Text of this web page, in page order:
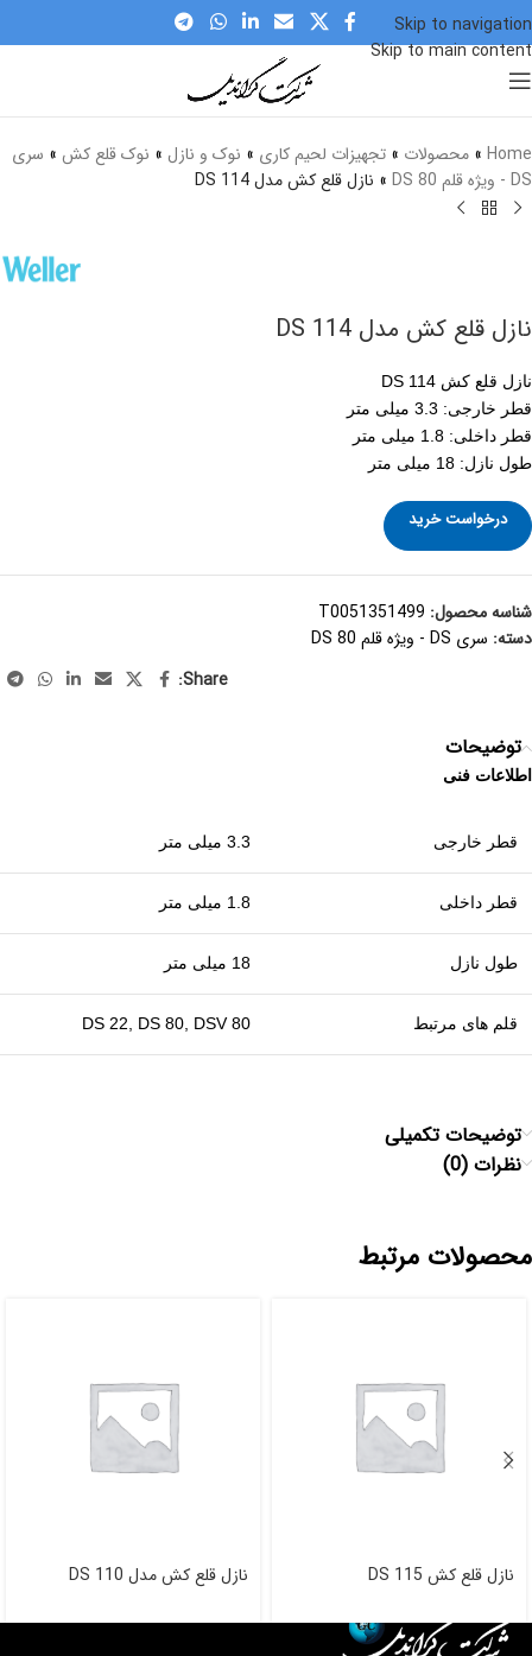
Skip to navigation
Skip to main content
برای بزرگنمایی کلیک کنید
Home
» محصولات » تجهیزات لحیم کاری » نوک و نازل » نوک قلع کش » سری
DS - ویژه قلم DS 80
» نازل قلع کش مدل DS 114
نازل قلع کش مدل DS 114
نازل قلع کش DS 114
قطر خارجی: 3.3 میلی متر
قطر داخلی: 1.8 میلی متر
طول نازل: 18 میلی متر
درخواست خرید
شناسه محصول: T0051351499
دسته: سری DS - ویژه قلم DS 80
Share:
توضیحات
اطلاعات فنی
قطر خارجی 3.3 میلی متر
قطر داخلی 1.8 میلی متر
طول نازل 18 میلی متر
قلم های مرتبط DS 22, DS 80, DSV 80
توضیحات تکمیلی
نظرات (0)
محصولات مرتبط
نازل قلع کش DS 115 نازل قلع کش مدل DS 110